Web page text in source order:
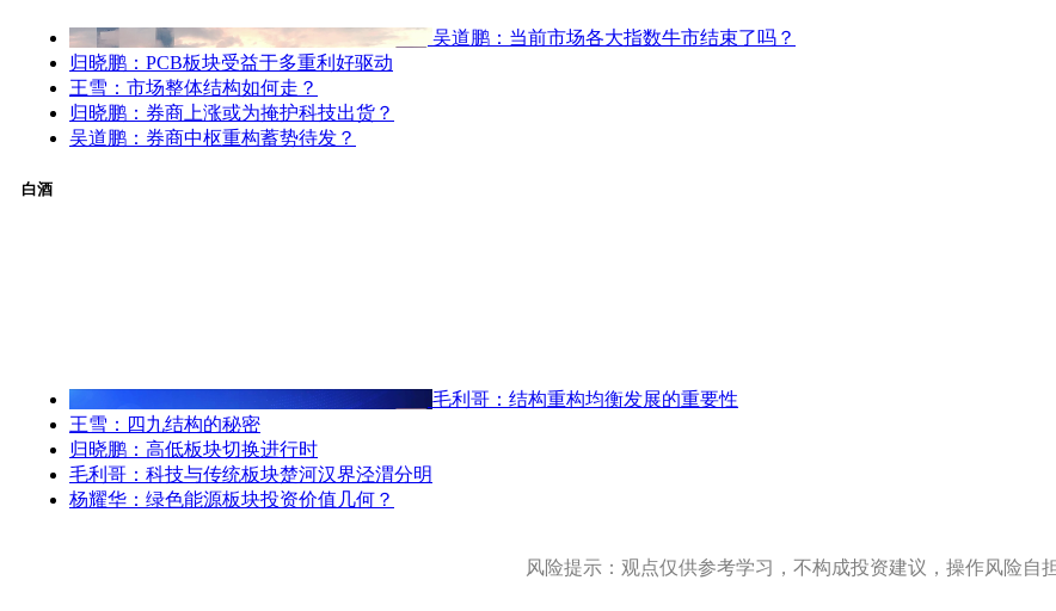
吴道鹏：当前市场各大指数牛市结束了吗？
归晓鹏：PCB板块受益于多重利好驱动
王雪：市场整体结构如何走？
归晓鹏：券商上涨或为掩护科技出货？
吴道鹏：券商中枢重构蓄势待发？
白酒
毛利哥：结构重构均衡发展的重要性
王雪：四九结构的秘密
归晓鹏：高低板块切换进行时
毛利哥：科技与传统板块楚河汉界泾渭分明
杨耀华：绿色能源板块投资价值几何？
风险提示：观点仅供参考学习，不构成投资建议，操作风险自担